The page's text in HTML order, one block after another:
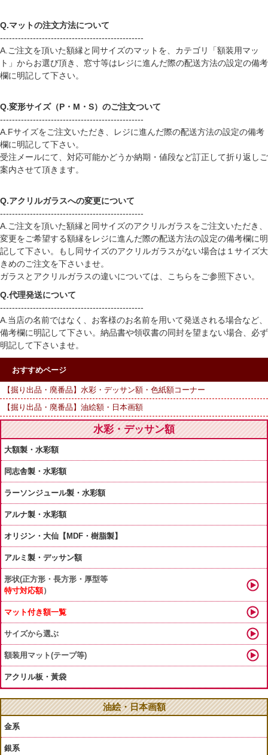
Q.マットの注文方法について
------------------------------------------------
A.ご注文を頂いた額縁と同サイズのマットを、カテゴリ「額装用マッ
ト 」からお選び頂き、窓寸等はレジに進んだ際の配送方法の設定の備考
欄に明記して下さい。
Q.変形サイズ（P・M・S）のご注文ついて
------------------------------------------------
A.Fサイズをご注文いただき、レジに進んだ際の配送方法の設定の備考
欄に明記して下さい。
受注メールにて、対応可能かどうか納期・値段など訂正して折り返しご
案内させて頂きます。
Q.アクリルガラスへの変更について
------------------------------------------------
A.ご注文を頂いた額縁と同サイズのアクリルガラスをご注文いただき、
変更をご希望する額縁をレジに進んだ際の配送方法の設定の備考欄に明
記して下さい。もし同サイズのアクリルガラスがない場合は１サイズ大
きめのご注文を下さいませ。
ガラスとアクリルガラスの違いについては、 こちらをご参照下さい。
Q.代理発送について
------------------------------------------------
A.当店の名前ではなく、お客様のお名前を用いて発送される場合など、
備考欄に明記して下さい。納品書や領収書の同封を望まない場合、必ず
明記して下さいませ。
おすすめページ
【掘り出品・廃番品】水彩・デッサン額・色紙額コーナー
【掘り出品・廃番品】油絵額・日本画額
水彩・デッサン額
大額製・水彩額
同志舎製・水彩額
ラーソンジュール製・水彩額
アルナ製・水彩額
オリジン・大仙【MDF・樹脂製】
アルミ製・デッサン額
形状(正方形・長方形・厚型等
特寸対応額）
マット付き額一覧
サイズから選ぶ
額装用マット(テープ等)
アクリル板・黃袋
油絵・日本画額
金系
銀系